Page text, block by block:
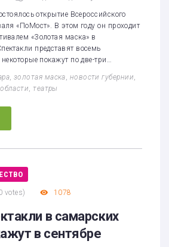
открытие Всероссийского
«ПоМост». В этом году он проходит
«Золотая маска» в
представят восемь
покажут по две-три…
,золотая маска новости губернии
,театры
votes) 1078
в самарских
в сентябре